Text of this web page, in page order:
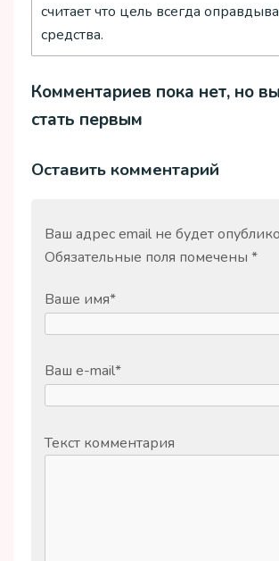
считает что цель всегда
средства.
Комментариев пока нет, но
стать первым
Оставить комментарий
Ваш адрес email не будет
Обязательные поля помечены *
Ваше имя*
Ваш e-mail*
Текст комментария